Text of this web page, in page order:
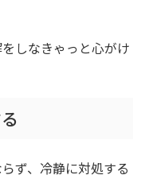
しなきゃっと心がけ
ず、冷静に対処する